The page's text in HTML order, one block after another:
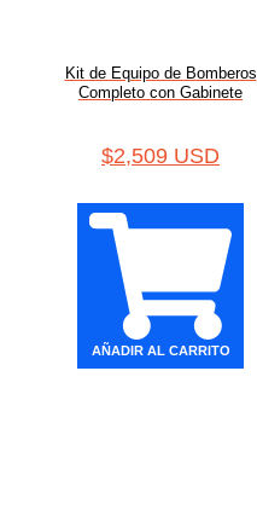
Kit de Equipo de Bomberos
Completo con Gabinete
$2,509 USD
AÑADIR AL CARRITO